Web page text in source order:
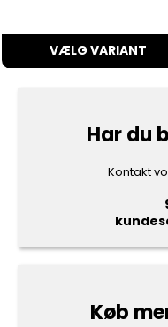
VÆLG VARIANT
Har du
Kontakt
Køb